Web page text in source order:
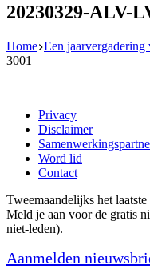
20230329-ALV-
Home Een
3001
Privacy
Disclaimer
Word lid
Contact
Tweemaandelijks het
Meld je aan voor de gratis
niet-leden).
Aanmelden